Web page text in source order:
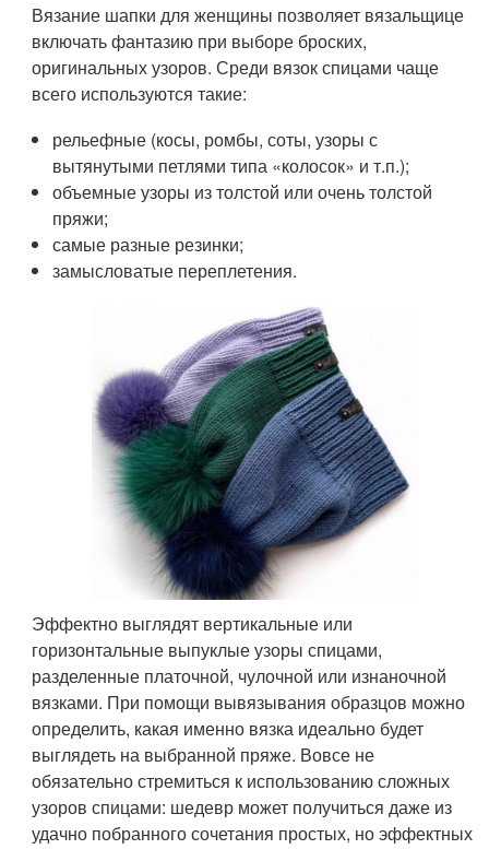
Вязание шапки для женщины позволяет вязальщице
включать фантазию при выборе броских,
оригинальных узоров. Среди вязок спицами чаще
всего используются такие:
рельефные (косы, ромбы, соты, узоры с
вытянутыми петлями типа «колосок» и т.п.);
объемные узоры из толстой или очень толстой
пряжи;
самые разные резинки;
замысловатые переплетения.
Эффектно выглядят вертикальные или
горизонтальные выпуклые узоры спицами,
разделенные платочной, чулочной или изнаночной
вязками. При помощи вывязывания образцов можно
определить, какая именно вязка идеально будет
выглядеть на выбранной пряже. Вовсе не
обязательно стремиться к использованию сложных
узоров спицами: шедевр может получиться даже из
удачно побранного сочетания простых, но эффектных